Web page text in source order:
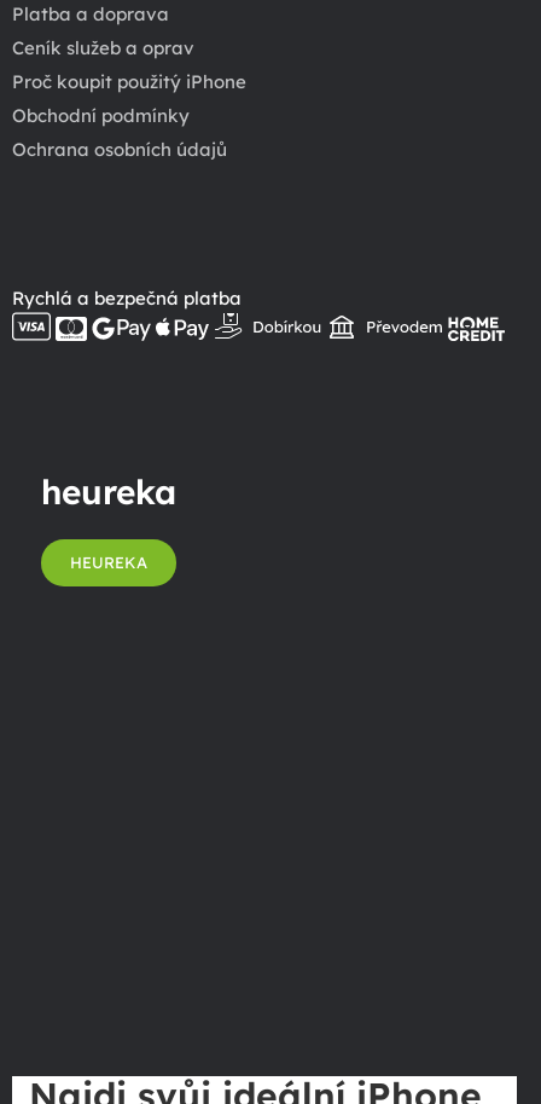
Platba a doprava
Ceník služeb a oprav
Proč koupit použitý iPhone
Obchodní podmínky
Ochrana osobních údajů
Rychlá a bezpečná platba
heureka
HEUREKA